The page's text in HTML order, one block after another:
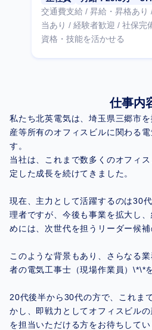
交通費支給 / 昇給・昇格あり
当あり / 経験者歓迎 / 社保完
資格・技能を活かせる
仕事内
私たち北英電気は、埼玉県三郷市
産等所有のオフィスビルに関わる
す。
当社は、これまで数多くのオフィ
定した成長を続けてきました。
現在、主力として活躍するのは30
理者ですが、今後も事業を拡大し
めには、次世代を担うリーダー候補
このような背景もあり、さらなる
者の電気工事士（現場作業員）\*\*
20代後半から30代の方で、これま
かし、即戦力としてオフィスビル
を担当いただける方をお待ちしてい